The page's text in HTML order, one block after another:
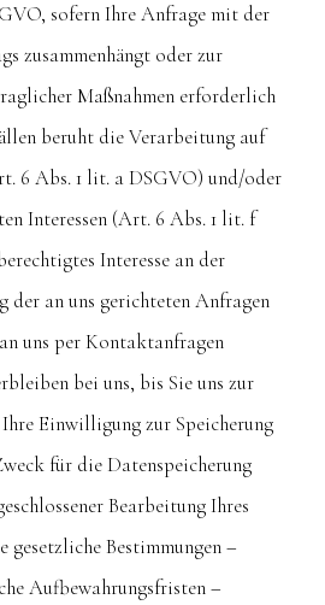
sofern Ihre Anfrage mit der
zusammenhängt oder zur
Maßnahmen erforderlich
beruht die Verarbeitung auf
6 Abs. 1 lit. a DSGVO) und/oder
Interessen (Art. 6 Abs. 1 lit. f
Interesse an der
der an uns gerichteten Anfragen
uns per Kontaktanfragen
bei uns, bis Sie uns zur
Einwilligung zur Speicherung
für die Datenspeicherung
Bearbeitung Ihres
gesetzliche Bestimmungen –
Aufbewahrungsfristen –